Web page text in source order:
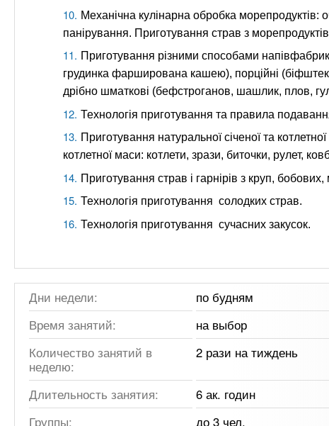
Механічна кулінарна обробка
панірування. Приготування страв з
Приготування різними способами
грудинка фарширована кашею), порційні
дрібно шматкові (бефстроганов, шашлик, плов,
Технологія приготування та правила
Приготування натуральної січеної та
котлетної маси: котлети, зрази, биточки, рулет,
Приготування страв і гарнірів з круп,
Технологія приготування солодких страв.
Технологія приготування сучасних закусок.
Дни недели:
по будням
Время занятий:
на выбор
Количество занятий в
неделю:
2 рази на тиждень
Длительность занятия:
6 ак. годин
Группы:
до 3 чел.